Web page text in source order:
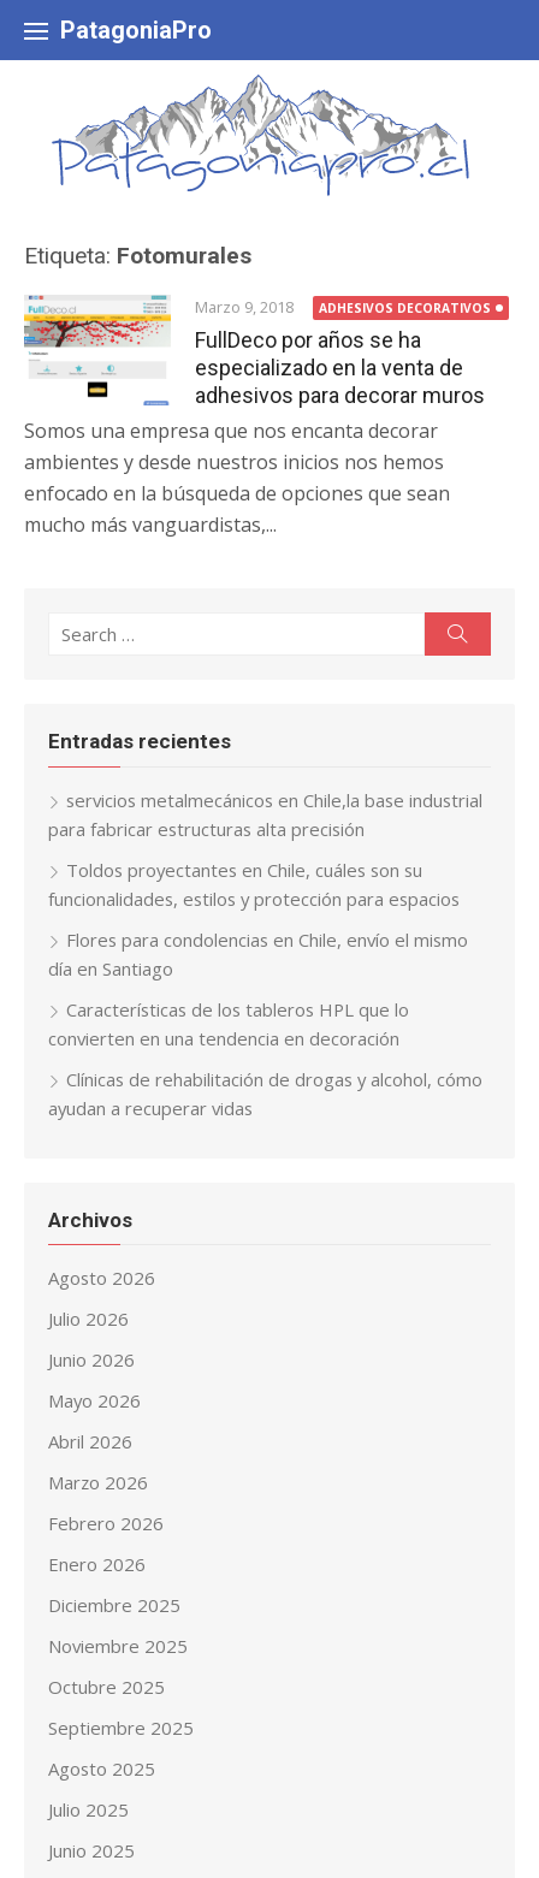
content
PatagoniaPro
Etiqueta: Fotomurales
Marzo 9, 2018 ADHESIVOS DECORATIVOS
FullDeco por años se ha
especializado en la venta de
adhesivos para decorar muros
Somos una empresa que nos encanta decorar
ambientes y desde nuestros inicios nos hemos
enfocado en la búsqueda de opciones que sean
mucho más vanguardistas,...
for:
Entradas recientes
servicios metalmecánicos en Chile,la base industrial
para fabricar estructuras alta precisión
Toldos proyectantes en Chile, cuáles son su
funcionalidades, estilos y protección para espacios
Flores para condolencias en Chile, envío el mismo
día en Santiago
Características de los tableros HPL que lo
convierten en una tendencia en decoración
Clínicas de rehabilitación de drogas y alcohol, cómo
ayudan a recuperar vidas
Archivos
Agosto 2026
Julio 2026
Junio 2026
Mayo 2026
Abril 2026
Marzo 2026
Febrero 2026
Enero 2026
Diciembre 2025
Noviembre 2025
Octubre 2025
Septiembre 2025
Agosto 2025
Julio 2025
Junio 2025